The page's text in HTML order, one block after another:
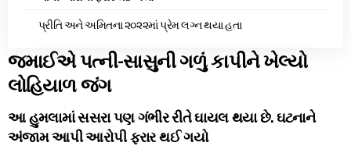
પ્રીતિ અને અમિતના ૨૦૨૨માં પ્રેમ લગ્ન થયા હતા
જમાઈએ પત્ની-સાસુની ગળું કાપીને ખેલ્યો
લોહિયાળ જંગ
આ હુમલામાં સસરા પણ ગંભીર રીતે ઘાયલ થયા છે. ઘટનાને
અંજામ આપી આરોપી ફરાર થઈ ગયો